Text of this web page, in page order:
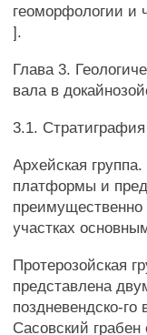
геоморфологии и
].
Глава 3.
вала в
3.1.
Архейская
платформы и
участках
Протерозойская
представлена
поздневендско-
Сасовский